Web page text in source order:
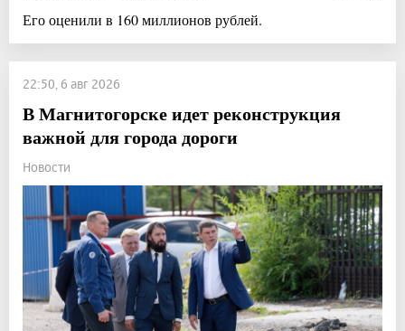
Его оценили в 160 миллионов рублей.
22:50, 6 авг 2026
В Магнитогорске идет реконструкция
важной для города дороги
Новости